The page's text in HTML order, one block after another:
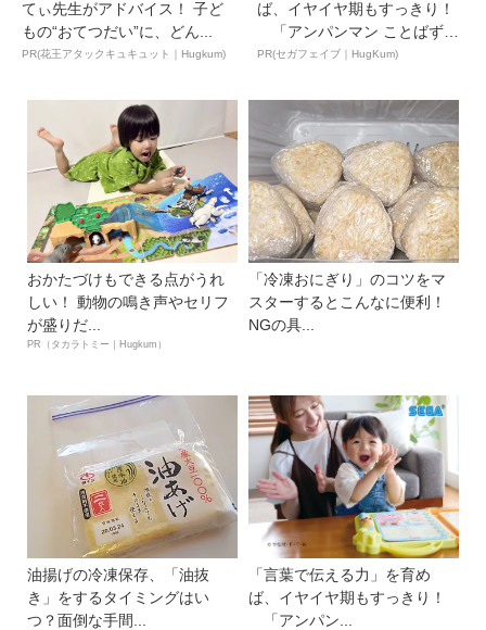
てぃ先生がアドバイス！ 子ど
もの“おてつだい”に、どん...
PR(花王アタックキュキュット｜Hugkum)
ば、イヤイヤ期もすっきり！
「アンパンマン ことばずか
ん...
PR(セガフェイブ｜HugKum)
おかたづけもできる点がうれ
しい！ 動物の鳴き声やセリフ
が盛りだ...
PR（タカラトミー｜Hugkum）
「冷凍おにぎり」のコツをマ
スターするとこんなに便利！
NGの具...
油揚げの冷凍保存、「油抜
き」をするタイミングはい
つ？面倒な手間...
「言葉で伝える力」を育め
ば、イヤイヤ期もすっきり！
「アンパン...